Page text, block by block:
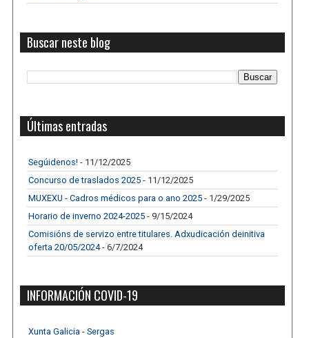
Buscar neste blog
Últimas entradas
Segúidenos! - 11/12/2025
Concurso de traslados 2025 - 11/12/2025
MUXEXU - Cadros médicos para o ano 2025 - 1/29/2025
Horario de inverno 2024-2025 - 9/15/2024
Comisións de servizo entre titulares. Adxudicación deinitiva
oferta 20/05/2024- 6/7/2024
INFORMACIÓN COVID-19
Xunta Galicia - Sergas